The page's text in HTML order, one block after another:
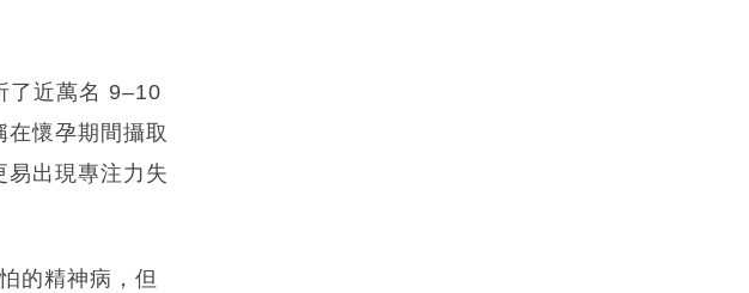
了近萬名 9–10
懷孕期間攝取
易出現專注力失
的精神病，但